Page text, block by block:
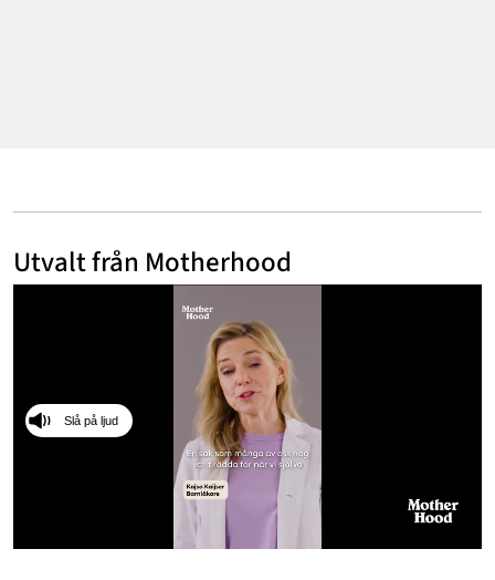
Utvalt från Motherhood
Slå på ljud